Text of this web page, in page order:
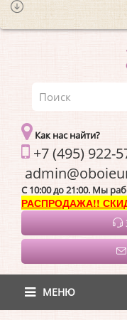
Как нас найти?
+7 (495) 922-
C 10:00 до 21:00. Мы
РАСПРОДАЖА!!
МЕНЮ